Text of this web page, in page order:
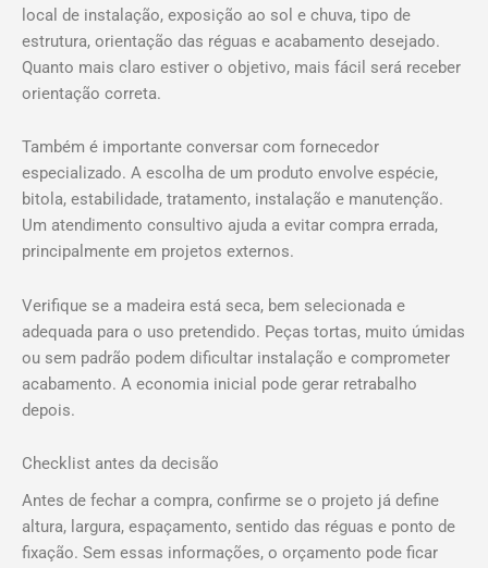
local de instalação, exposição ao sol e chuva, tipo de
estrutura, orientação das réguas e acabamento desejado.
Quanto mais claro estiver o objetivo, mais fácil será receber
orientação correta.
Também é importante conversar com fornecedor
especializado. A escolha de um produto envolve espécie,
bitola, estabilidade, tratamento, instalação e manutenção.
Um atendimento consultivo ajuda a evitar compra errada,
principalmente em projetos externos.
Verifique se a madeira está seca, bem selecionada e
adequada para o uso pretendido. Peças tortas, muito úmidas
ou sem padrão podem dificultar instalação e comprometer
acabamento. A economia inicial pode gerar retrabalho
depois.
Checklist antes da decisão
Antes de fechar a compra, confirme se o projeto já define
altura, largura, espaçamento, sentido das réguas e ponto de
fixação. Sem essas informações, o orçamento pode ficar